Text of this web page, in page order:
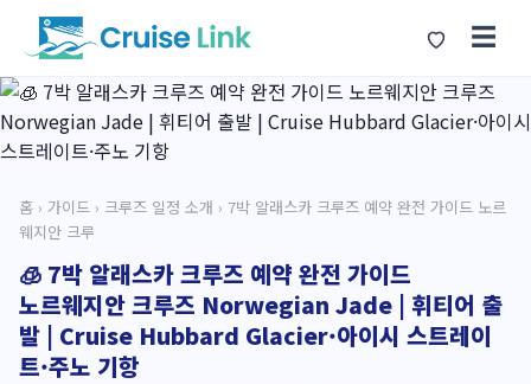
☰
홈 › 가이드 › 크루즈 일정 소개 › 7박 알래스카 크루즈 예약 완전 가이드 노르
웨지안 크루
🧊 7박 알래스카 크루즈 예약 완전 가이드
노르웨지안 크루즈 Norwegian Jade | 휘티어 출
발 | Cruise Hubbard Glacier·아이시 스트레이
트·주노 기항